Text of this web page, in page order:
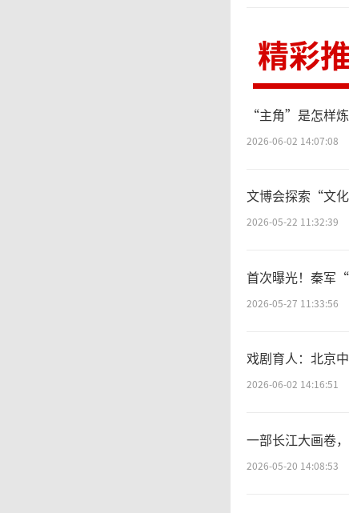
以满足
求。
质文博
度重视
要
统的
能，包
育、传
首先应
精彩
“主角”是怎样
2026-06-02 14:07:08
文博会探索“文
2026-05-22 11:32:39
首次曝光！秦军
2026-05-27 11:33:56
戏剧育人：北京
2026-06-02 14:16:51
一部长江大画卷
2026-05-20 14:08:53